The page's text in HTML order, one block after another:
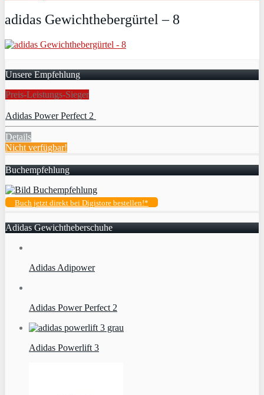
adidas Gewichthebergürtel – 8
Unsere Empfehlung
Preis-Leistungs-Sieger
Adidas Power Perfect 2
Details
Nicht verfügbar!
Buchempfehlung
Buch jetzt direkt bei Digistore bestellen!*
Adidas Gewichtheberschuhe
Adidas Adipower
Adidas Power Perfect 2
Adidas Powerlift 3